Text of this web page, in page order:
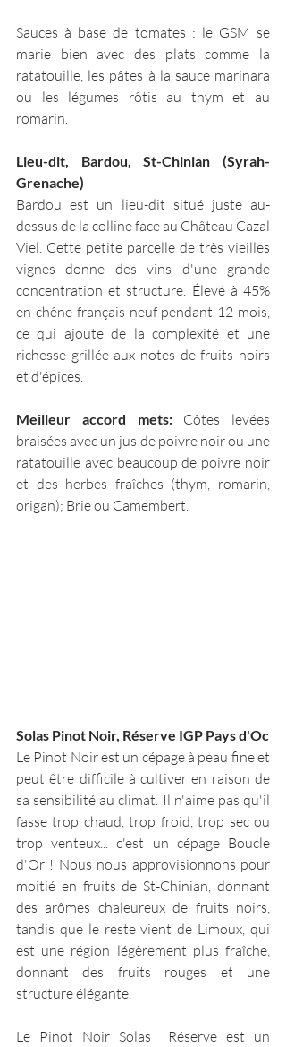
Sauces à base de tomates : le GSM se
marie bien avec des plats comme la
ratatouille, les pâtes à la sauce marinara
ou les légumes rôtis au thym et au
romarin.
Lieu-dit, Bardou, St-Chinian (Syrah-
Grenache)
Bardou est un lieu-dit situé juste au-
dessus de la colline face au Château Cazal
Viel. Cette petite parcelle de très vieilles
vignes donne des vins d'une grande
concentration et structure. Élevé à 45%
en chêne français neuf pendant 12 mois,
ce qui ajoute de la complexité et une
richesse grillée aux notes de fruits noirs
et d'épices.
Meilleur accord mets: Côtes levées
braisées avec un jus de poivre noir ou une
ratatouille avec beaucoup de poivre noir
et des herbes fraîches (thym, romarin,
origan); Brie ou Camembert.
Solas Pinot Noir, Réserve IGP Pays d'Oc
Le Pinot Noir est un cépage à peau fine et
peut être difficile à cultiver en raison de
sa sensibilité au climat. Il n'aime pas qu'il
fasse trop chaud, trop froid, trop sec ou
trop venteux... c'est un cépage Boucle
d'Or ! Nous nous approvisionnons pour
moitié en fruits de St-Chinian, donnant
des arômes chaleureux de fruits noirs,
tandis que le reste vient de Limoux, qui
est une région légèrement plus fraîche,
donnant des fruits rouges et une
structure élégante.
Le Pinot Noir Solas  Réserve est un